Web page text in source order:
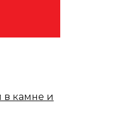
в камне и